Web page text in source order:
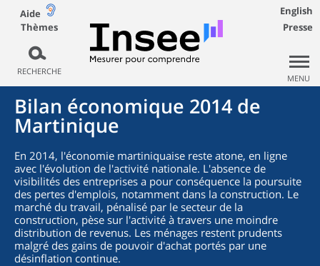
Aide
Thèmes
RECHERCHE
English
Presse
MENU
Bilan économique 2014 de
Martinique
En 2014, l'économie martiniquaise reste atone, en ligne
avec l'évolution de l'activité nationale. L'absence de
visibilités des entreprises a pour conséquence la poursuite
des pertes d'emplois, notamment dans la construction. Le
marché du travail, pénalisé par le secteur de la
construction, pèse sur l'activité à travers une moindre
distribution de revenus. Les ménages restent prudents
malgré des gains de pouvoir d'achat portés par une
désinflation continue.